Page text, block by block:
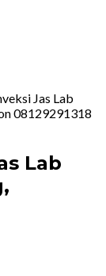
Jas Lab
08129291318
Lab